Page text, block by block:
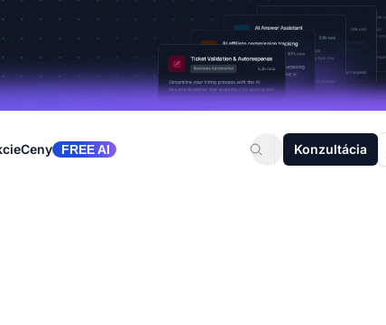
Ceny FREE AI Konzultácia